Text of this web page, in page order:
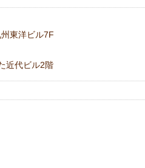
東洋ビル7F
代ビル2階